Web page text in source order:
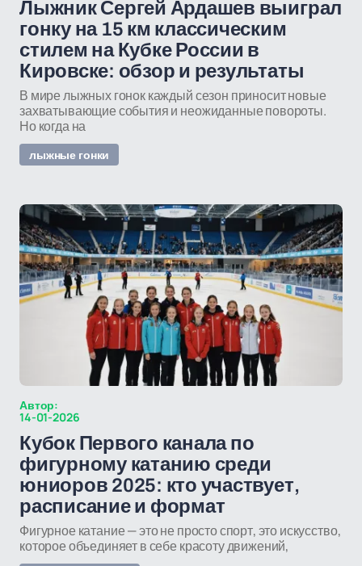
Лыжник Сергей Ардашев выиграл
гонку на 15 км классическим
стилем на Кубке России в
Кировске: обзор и результаты
В мире лыжных гонок каждый сезон приносит новые
захватывающие события и неожиданные повороты.
Но когда на
лыжные гонки
Автор:
14-01-2026
Кубок Первого канала по
фигурному катанию среди
юниоров 2025: кто участвует,
расписание и формат
Фигурное катание — это не просто спорт, это искусство,
которое объединяет в себе красоту движений,